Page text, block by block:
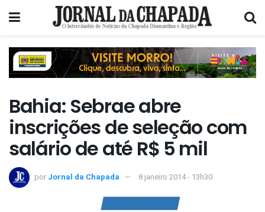
Bahia: Sebrae abre
inscrições de seleção com
salário de até R$ 5 mil
por Jornal da Chapada 8 janeiro 2014 - 13h30